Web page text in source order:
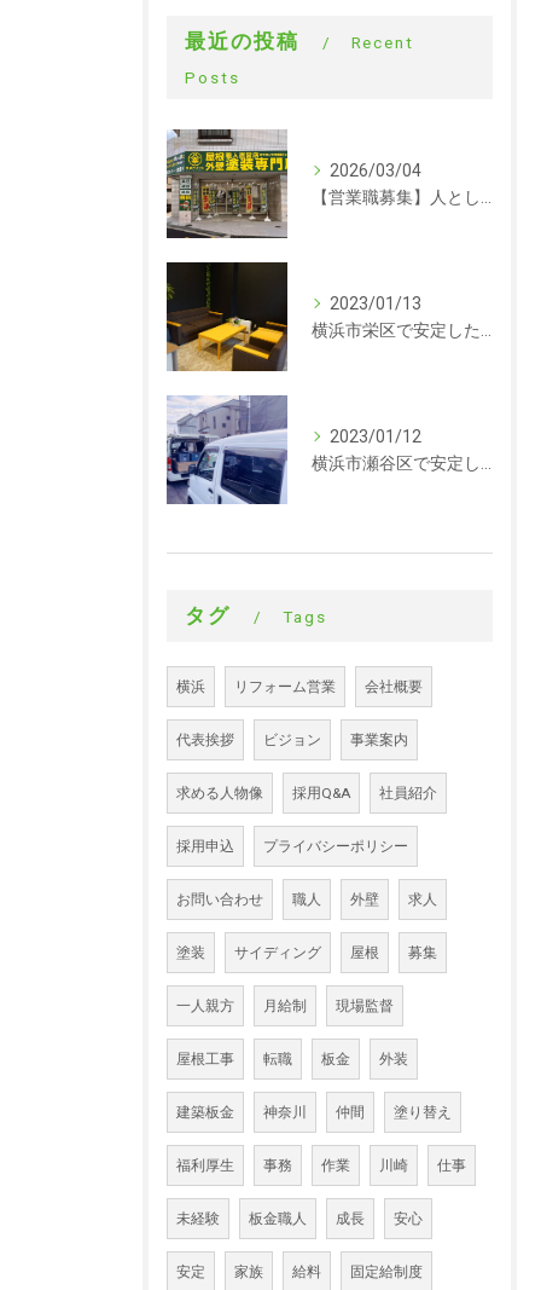
最近の投稿
Recent
Posts
2026/03/04
【営業職募集】人として成長できる会社。ラックルームの営業という仕事
2023/01/13
横浜市栄区で安定した収入を探している方、求人募集しています。事務
2023/01/12
横浜市瀬谷区で安定した収入を探している方、求人募集しています。サイディング
タグ Tags
横浜 リフォーム営業 会社概要
代表挨拶 ビジョン 事業案内
求める人物像 採用Q&A 社員紹介
採用申込 プライバシーポリシー
お問い合わせ 職人 外壁 求人
塗装 サイディング 屋根 募集
一人親方 月給制 現場監督
屋根工事 転職 板金 外装
建築板金 神奈川 仲間 塗り替え
福利厚生 事務 作業 川崎 仕事
未経験 板金職人 成長 安心
安定 家族 給料 固定給制度